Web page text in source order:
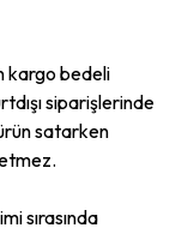
kargo bedeli
siparişlerinde
satarken
sırasında